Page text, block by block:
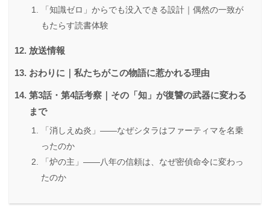
「知識ゼロ」からでも没入できる設計｜偶然の一致が
もたらす読書体験
放送情報
おわりに｜私たちがこの物語に惹かれる理由
第3話・第4話考察｜その「知」が復讐の武器に変わる
まで
「消しえぬ炎」――なぜシタラはファーティマを名乗
ったのか
「炉の主」――八年の信頼は、なぜ密偵命令に変わっ
たのか